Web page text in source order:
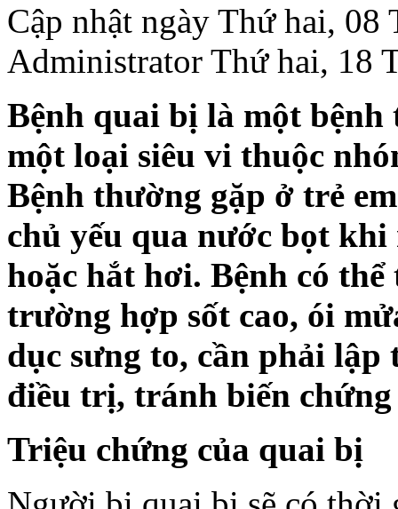
Cập nhật ngày Thứ hai,
Administrator Thứ hai, 18
Bệnh quai bị là một
một loại siêu vi thuộc
Bệnh thường gặp ở trẻ
chủ yếu qua nước bọt
hoặc hắt hơi. Bệnh có
trường hợp sốt cao, ói
dục sưng to, cần phải lập
điều trị, tránh biến chứng
Triệu chứng của quai bị